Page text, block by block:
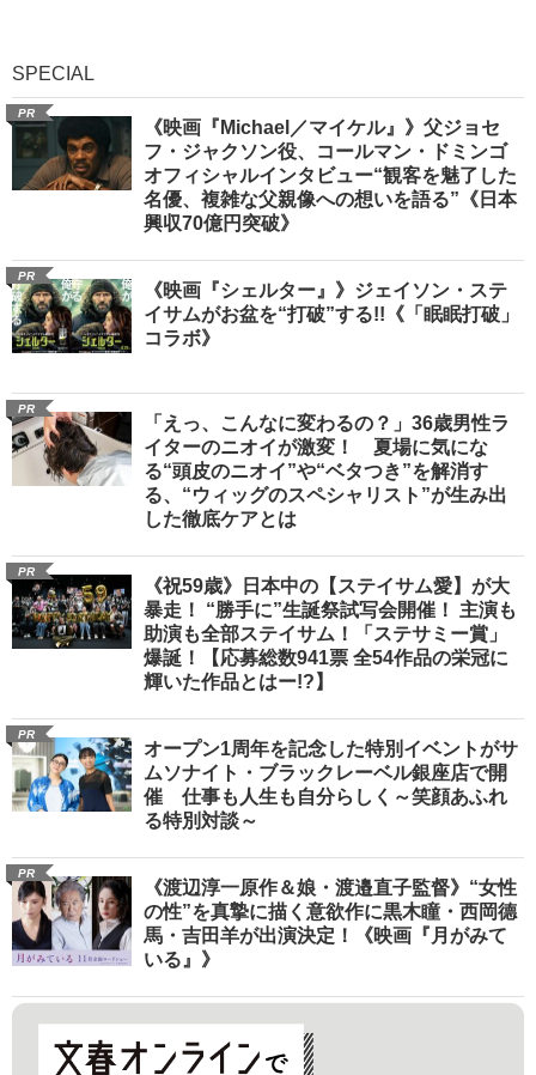
SPECIAL
PR
《映画『Michael／マイケル』》父ジョセ
フ・ジャクソン役、コールマン・ドミンゴ
オフィシャルインタビュー“観客を魅了した
名優、複雑な父親像への想いを語る”《日本
興収70億円突破》
PR
《映画『シェルター』》ジェイソン・ステ
イサムがお盆を“打破”する!!《「眠眠打破」
コラボ》
PR
「えっ、こんなに変わるの？」36歳男性ラ
イターのニオイが激変！ 夏場に気にな
る“頭皮のニオイ”や“ベタつき”を解消す
る、“ウィッグのスペシャリスト”が生み出
した徹底ケアとは
PR
《祝59歳》日本中の【ステイサム愛】が大
暴走！ “勝手に”生誕祭試写会開催！ 主演も
助演も全部ステイサム！「ステサミー賞」
爆誕！【応募総数941票 全54作品の栄冠に
輝いた作品とはー!?】
PR
オープン1周年を記念した特別イベントがサ
ムソナイト・ブラックレーベル銀座店で開
催 仕事も人生も自分らしく～笑顔あふれ
る特別対談～
PR
《渡辺淳一原作＆娘・渡邉直子監督》“女性
の性”を真摯に描く意欲作に黒木瞳・西岡德
馬・吉田羊が出演決定！《映画『月がみて
いる』》